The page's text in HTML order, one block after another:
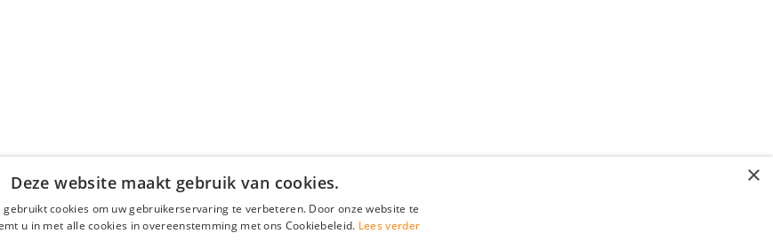
×
Deze website maakt gebruik van cookies.
gebruikt cookies om uw gebruikerservaring te verbeteren. Door onze website te
u in met alle cookies in overeenstemming met ons Cookiebeleid. Lees verder